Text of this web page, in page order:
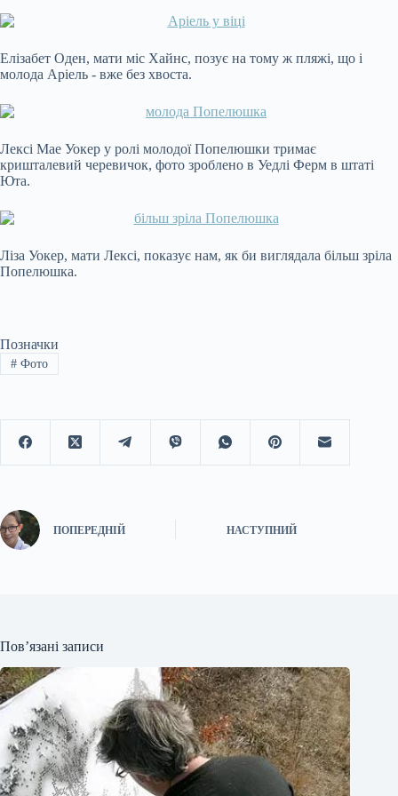
Елізабет Оден, мати міс Хайнс, позує на тому ж пляжі, що і
молода Аріель - вже без хвоста.
Лексі Мае Уокер у ролі молодої Попелюшки тримає
кришталевий черевичок, фото зроблено в Уедлі Ферм в штаті
Юта.
Ліза Уокер, мати Лексі, показує нам, як би виглядала більш зріла
Попелюшка.
Позначки
#Фото
ПОПЕРЕДНІЙ НАСТУПНИЙ
Пов’язані записи